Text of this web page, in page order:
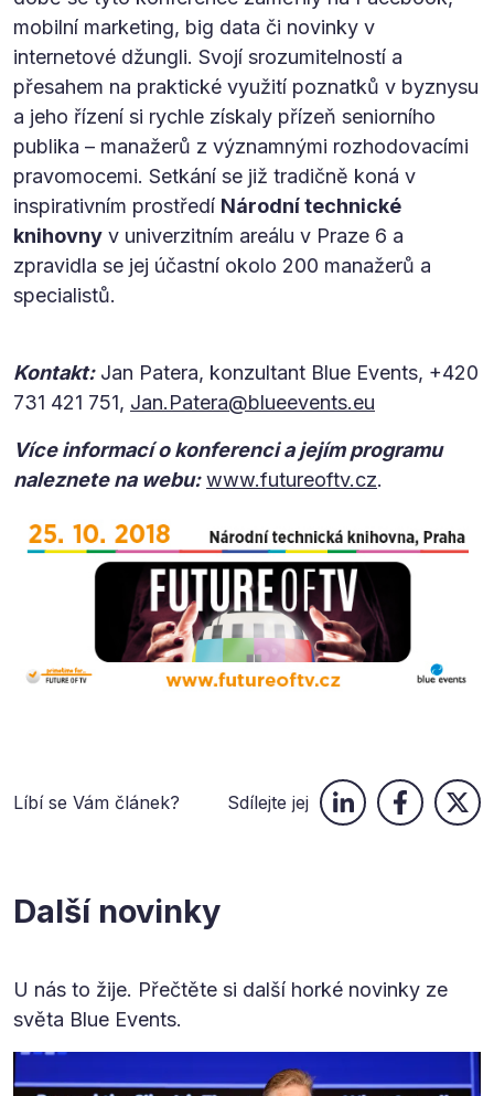
mobilní marketing, big data či novinky v
internetové džungli. Svojí srozumitelností a
přesahem na praktické využití poznatků v byznysu
a jeho řízení si rychle získaly přízeň seniorního
publika – manažerů z významnými rozhodovacími
pravomocemi. Setkání se již tradičně koná v
inspirativním prostředí Národní technické
knihovny v univerzitním areálu v Praze 6 a
zpravidla se jej účastní okolo 200 manažerů a
specialistů.
Kontakt:Jan Patera, konzultant Blue Events, +420
731 421 751, Jan.Patera@blueevents.eu
Více informací o konferenci a jejím programu
naleznete na webu: www.futureoftv.cz.
Líbí se Vám článek? Sdílejte jej
Další novinky
U nás to žije. Přečtěte si další horké novinky ze
světa Blue Events.